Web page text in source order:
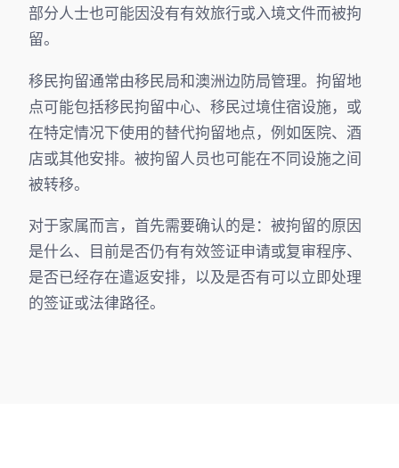
部分人士也可能因没有有效旅行或入境文件而被拘
留。
移民拘留通常由移民局和澳洲边防局管理。拘留地
点可能包括移民拘留中心、移民过境住宿设施，或
在特定情况下使用的替代拘留地点，例如医院、酒
店或其他安排。被拘留人员也可能在不同设施之间
被转移。
对于家属而言，首先需要确认的是：被拘留的原因
是什么、目前是否仍有有效签证申请或复审程序、
是否已经存在遣返安排，以及是否有可以立即处理
的签证或法律路径。